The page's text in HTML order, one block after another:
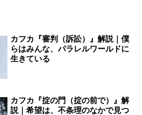
カフカ『審判（訴訟）』解説｜僕
らはみんな、パラレルワールドに
生きている
カフカ『掟の門（掟の前で）』解
説｜希望は、不条理のなかで見つ